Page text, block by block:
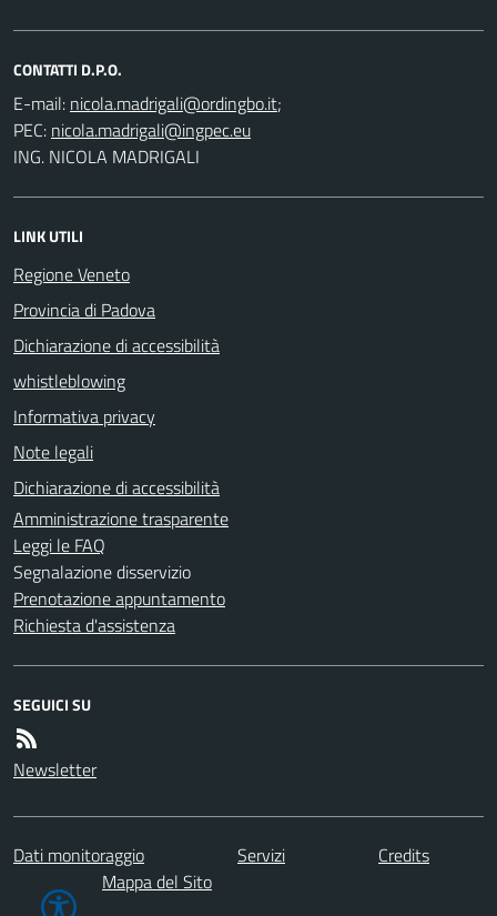
CONTATTI D.P.O.
E-mail:
;
PEC:
ING. NICOLA MADRIGALI
LINK UTILI
Regione Veneto
Provincia di Padova
Dichiarazione di accessibilità
whistleblowing
Informativa privacy
Note legali
Dichiarazione di accessibilità
Amministrazione trasparente
Leggi le FAQ
Segnalazione disservizio
Prenotazione appuntamento
Richiesta d'assistenza
SEGUICI SU
Newsletter
Dati monitoraggio Servizi
Credits
Mappa del Sito